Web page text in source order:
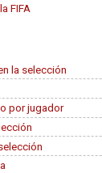
FIFA
la selección
por jugador